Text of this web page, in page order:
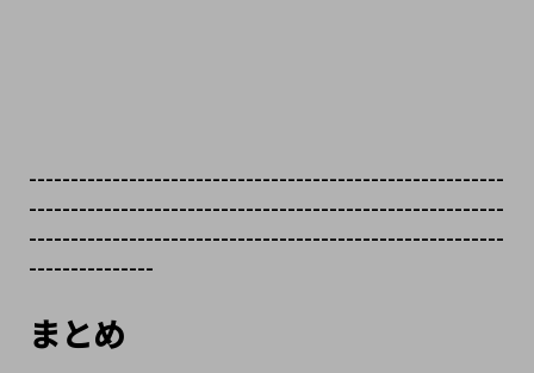
---------------------------------------------------------
---------------------------------------------------------
---------------------------------------------------------
---------------
まとめ